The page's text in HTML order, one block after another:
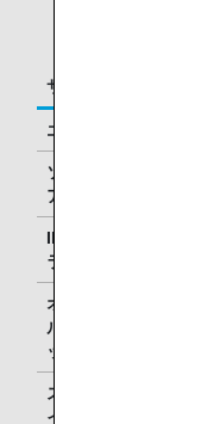
* 「〇」はサー
サービス名
エアドゥ
ソラシドエ
ア
IBEXエア
ラインズ
オリエンタ
ルエアブリ
ッジ
スターフラ
イヤー